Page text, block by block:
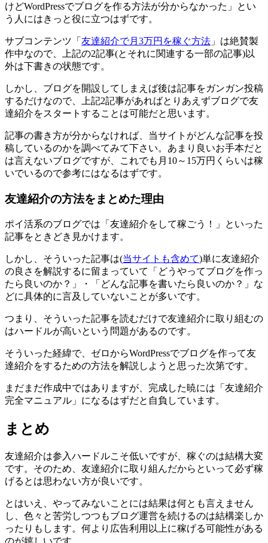
けどWordPressでブログを作る方法が分からなかった」とい
う人にはきっと役に立つはずです。
サブコンテンツ「 友達紹介で月3万円を稼ぐ方法 」は絶賛製
作中なので、
上記の2記事(とそれに関連する一部の記事)以
外は下書きの状態です。
しかし、ブログを開設してしまえば後は記事をガンガン投稿
するだけなので、上記2記事があればとりあえずブログで友
達紹介をスタートすることは可能だと思います。
記事の書き方が分からなければ、当サイトがどんな記事を投
稿しているのかを調べてみて下さい。あまり良いお手本だと
は言えないブログですが、これでも月10～15万円くらいは稼
いでいるので参考にはなるはずです。
友達紹介の方法をまとめた理由
ポイ活系のブログでは「友達紹介をして稼ごう！」といった
記事をときどき見かけます。
しかし、そういった記事は(当サイトも含めて)単に友達紹介
の良さを解説するに留まっていて「どうやってブログを作っ
たら良いのか？」・「どんな記事を書いたら良いのか？」な
どに具体的に言及していないことが多いです。
つまり、 そういった記事を読むだけで友達紹介に取り組むの
はハードルが高いという問題があるのです。
そういった経緯で、ゼロからWordPressでブログを作って友
達紹介をするための方法を解説しようと思った次第です。
まだまだ作成中ではありますが、 完成した暁には「友達紹介
完全マニュアル」になるはずだと自負しています。
まとめ
友達紹介は参入ハードルこそ低いですが、稼ぐのは結構大変
です。そのため、友達紹介に取り組んだからといって必ず稼
げるとは思わない方が良いです。
とはいえ、やってみないことには結果は何とも言えません
し、色々と苦労しつつもブログ運営を続けるのは結構楽しか
ったりもします。何より 広告利用以上に稼げる可能性がある
のが嬉しいです。